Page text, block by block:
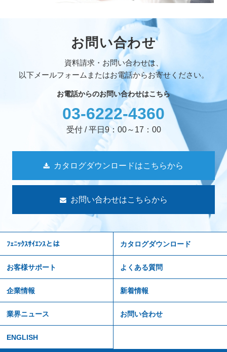
お問い合わせ
資料請求・お問い合わせは、
以下メールフォームまたはお電話からお寄せください。
お電話からのお問い合わせはこちら
03-6222-4360
受付 / 平日9：00～17：00
カタログダウンロードはこちらから
お問い合わせはこちらから
ﾌｪﾆｯｸｽｻｲｴﾝｽとは カタログダウンロード
お客様サポート よくある質問
企業情報 新着情報
業界ニュース お問い合わせ
ENGLISH